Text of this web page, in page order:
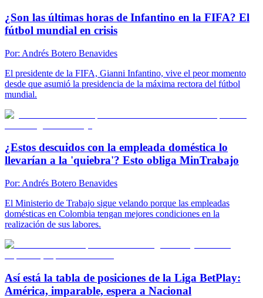
¿Son las últimas horas de Infantino en la FIFA? El
fútbol mundial en crisis
Por: Andrés Botero Benavides
El presidente de la FIFA, Gianni Infantino, vive el peor momento
desde que asumió la presidencia de la máxima rectora del fútbol
mundial.
¿Estos descuidos con la empleada doméstica lo
llevarían a la 'quiebra'? Esto obliga MinTrabajo
Por: Andrés Botero Benavides
El Ministerio de Trabajo sigue velando porque las empleadas
domésticas en Colombia tengan mejores condiciones en la
realización de sus labores.
Así está la tabla de posiciones de la Liga BetPlay:
América, imparable, espera a Nacional